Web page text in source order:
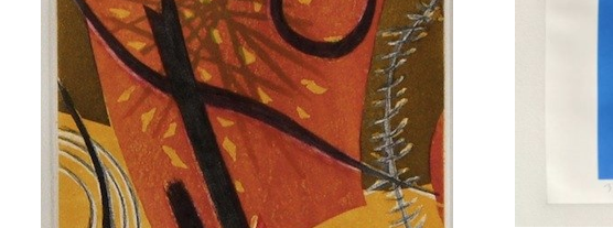
AJOUTER AU PANIER APERÇU